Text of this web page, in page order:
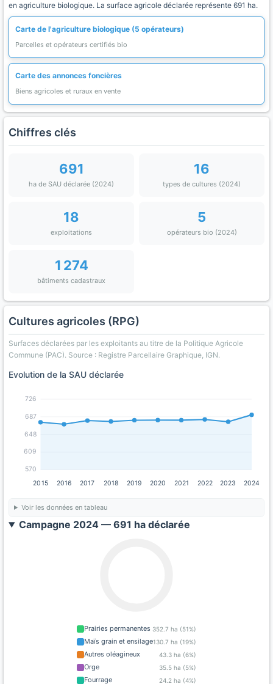
en agriculture biologique. La surface agricole déclarée représente 691 ha.
Carte de l'agriculture biologique (5 opérateurs)
Parcelles et opérateurs certifiés bio
Carte des annonces foncières
Biens agricoles et ruraux en vente
Chiffres clés
691
ha de SAU déclarée (2024)
16
types de cultures (2024)
18
exploitations
5
opérateurs bio (2024)
1 274
bâtiments cadastraux
Cultures agricoles (RPG)
Surfaces déclarées par les exploitants au titre de la Politique Agricole
Commune (PAC). Source : Registre Parcellaire Graphique, IGN.
Evolution de la SAU déclarée
570
609
648
687
726
2015 2016 2017 2018 2019 2020 2021 2022 2023 2024
Voir les données en tableau
Campagne 2024 — 691 ha déclarée
Prairies permanentes 352.7 ha (51%)
Maïs grain et ensilage130.7 ha (19%)
Autres oléagineux 43.3 ha (6%)
Orge 35.5 ha (5%)
Fourrage 24.2 ha (4%)